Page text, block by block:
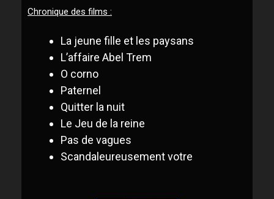
Chronique des films :
La jeune fille et les paysans
L’affaire Abel Trem
O corno
Paternel
Quitter la nuit
Le Jeu de la reine
Pas de vagues
Scandaleureusement votre